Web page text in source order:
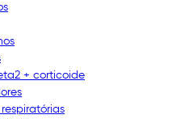
+ corticoide